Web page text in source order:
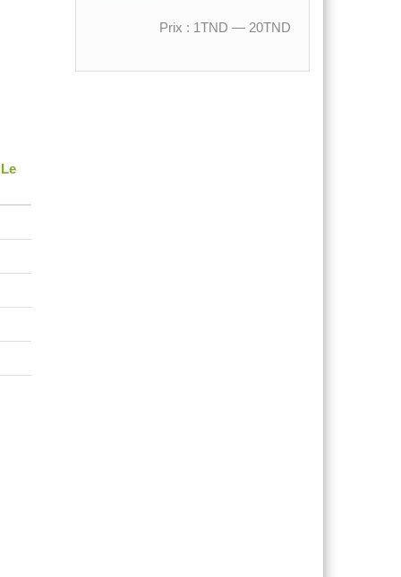
Prix : 1TND — 20TND